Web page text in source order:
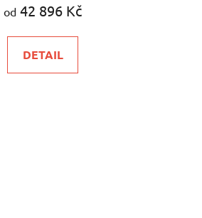
od 42 896 Kč
DETAIL